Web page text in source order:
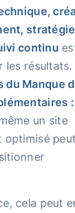
continu
les résultats.
du Manque
:
un site
optimisé
cela peut